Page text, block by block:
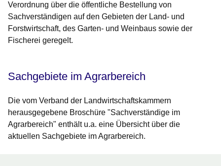
Verordnung über die öffentliche Bestellung von
Sachverständigen auf den Gebieten der Land- und
Forstwirtschaft, des Garten- und Weinbaus sowie der
Fischerei geregelt.
Sachgebiete im Agrarbereich
Die vom Verband der Landwirtschaftskammern
herausgegebene Broschüre "Sachverständige im
Agrarbereich" enthält u.a. eine Übersicht über die
aktuellen Sachgebiete im Agrarbereich.